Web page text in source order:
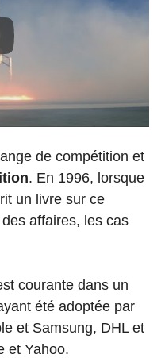
de compétition et
. En 1996, lorsque
un livre sur ce
affaires, les cas
courante dans un
été adoptée par
et Samsung, DHL et
et Yahoo.